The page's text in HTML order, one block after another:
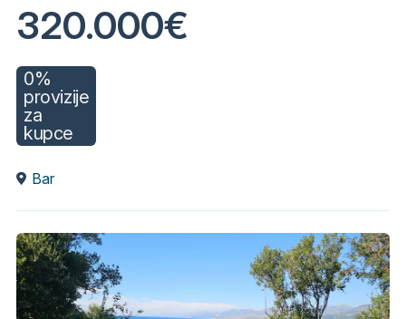
320.000€
0%
provizije
za
kupce
Bar